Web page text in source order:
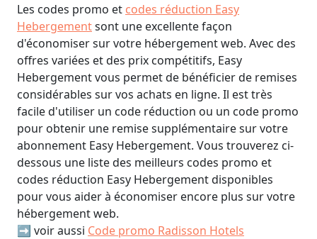
Les codes promo et codes réduction Easy
Hebergementsont une excellente façon
d'économiser sur votre hébergement web. Avec des
offres variées et des prix compétitifs, Easy
Hebergement vous permet de bénéficier de remises
considérables sur vos achats en ligne. Il est très
facile d'utiliser un code réduction ou un code promo
pour obtenir une remise supplémentaire sur votre
abonnement Easy Hebergement. Vous trouverez ci-
dessous une liste des meilleurs codes promo et
codes réduction Easy Hebergement disponibles
pour vous aider à économiser encore plus sur votre
hébergement web.
➡️ voir aussi Code promo Radisson Hotels